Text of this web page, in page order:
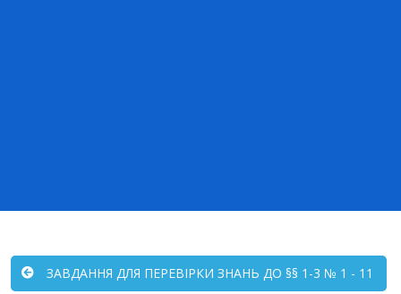
ЗАВДАННЯ ДЛЯ ПЕРЕВІРКИ ЗНАНЬ ДО §§ 1-3 № 1 - 11